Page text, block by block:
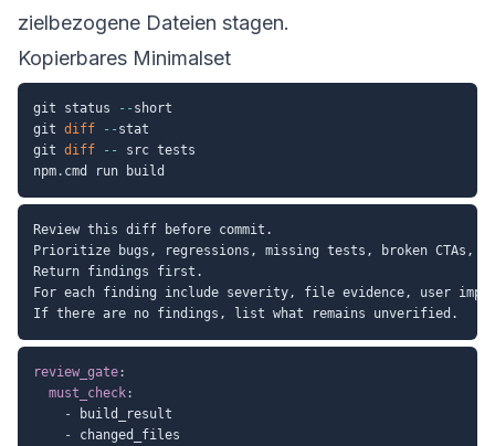
zielbezogene Dateien stagen.
Kopierbares Minimalset
git status -- short
git diff -- stat
git diff --
src tests
npm.
Review this diff before commit.
Prioritize bugs, regressions, missing tests, broken CTAs,
Return findings first.
For each finding include severity, file evidence, user
review_gate:
must_check:
- build_result
- changed_files